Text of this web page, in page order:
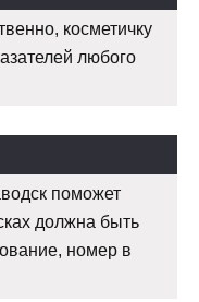
косметичку
любого
поможет
должна быть
номер в